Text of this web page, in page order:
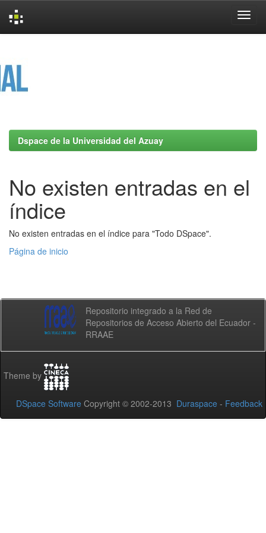
Dspace de la Universidad del Azuay
No existen entradas en el
índice
No existen entradas en el índice para "Todo DSpace".
Página de inicio
Repositorio integrado a la Red de
Repositorios de Acceso Abierto del Ecuador -
RRAAE
Theme by
DSpace Software Copyright © 2002-2013 Duraspace - Feedback